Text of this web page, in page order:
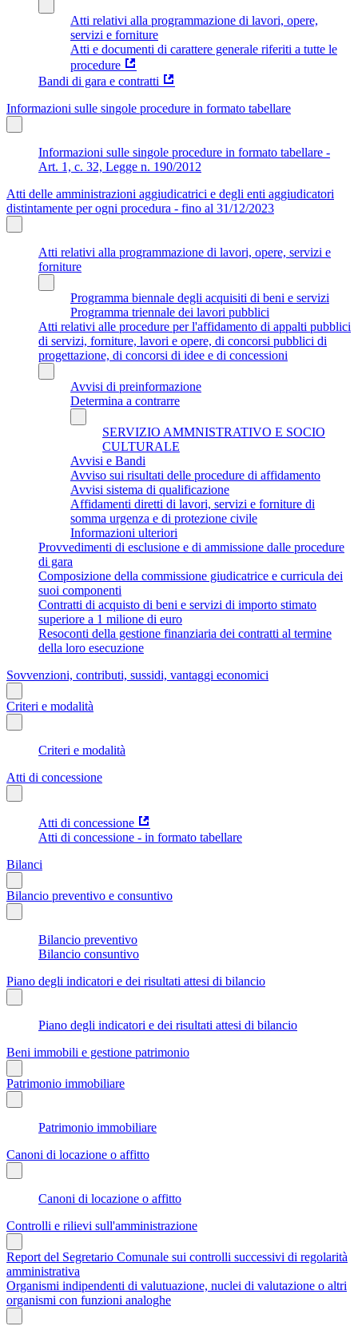
Atti relativi alla programmazione di lavori, opere,
servizi e forniture
Atti e documenti di carattere generale riferiti a tutte le
procedure
Bandi di gara e contratti
Informazioni sulle singole procedure in formato tabellare
Informazioni sulle singole procedure in formato tabellare -
Art. 1, c. 32, Legge n. 190/2012
Atti delle amministrazioni aggiudicatrici e degli enti aggiudicatori
distintamente per ogni procedura - fino al 31/12/2023
Atti relativi alla programmazione di lavori, opere, servizi e
forniture
Programma biennale degli acquisiti di beni e servizi
Programma triennale dei lavori pubblici
Atti relativi alle procedure per l'affidamento di appalti pubblici
di servizi, forniture, lavori e opere, di concorsi pubblici di
progettazione, di concorsi di idee e di concessioni
Avvisi di preinformazione
Determina a contrarre
SERVIZIO AMMNISTRATIVO E SOCIO
CULTURALE
Avvisi e Bandi
Avviso sui risultati delle procedure di affidamento
Avvisi sistema di qualificazione
Affidamenti diretti di lavori, servizi e forniture di
somma urgenza e di protezione civile
Informazioni ulteriori
Provvedimenti di esclusione e di ammissione dalle procedure
di gara
Composizione della commissione giudicatrice e curricula dei
suoi componenti
Contratti di acquisto di beni e servizi di importo stimato
superiore a 1 milione di euro
Resoconti della gestione finanziaria dei contratti al termine
della loro esecuzione
Sovvenzioni, contributi, sussidi, vantaggi economici
Criteri e modalità
Criteri e modalità
Atti di concessione
Atti di concessione
Atti di concessione - in formato tabellare
Bilanci
Bilancio preventivo e consuntivo
Bilancio preventivo
Bilancio consuntivo
Piano degli indicatori e dei risultati attesi di bilancio
Piano degli indicatori e dei risultati attesi di bilancio
Beni immobili e gestione patrimonio
Patrimonio immobiliare
Patrimonio immobiliare
Canoni di locazione o affitto
Canoni di locazione o affitto
Controlli e rilievi sull'amministrazione
Report del Segretario Comunale sui controlli successivi di regolarità
amministrativa
Organismi indipendenti di valutuazione, nuclei di valutazione o altri
organismi con funzioni analoghe